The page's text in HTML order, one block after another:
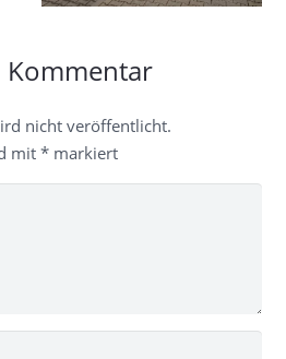
Kommentar
nicht veröffentlicht.
mit *markiert